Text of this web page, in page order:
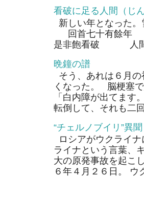
看破に足る人間（じ
新しい年となった
回首七十有餘年
是非飽看破 人間
晩鐘の譜
そう、あれは６月
くなった。 脳梗塞
「白内障が出てま
転倒して、それも二
“チェルノブイリ”異聞
ロシアがウクライ
ライナという言葉、
大の原発事故を起こ
６年４月２６日。 ウ